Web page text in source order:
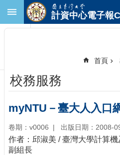
跳到主要內容區塊
首
頁
臺
大
首
頁
計
計資中心電子報
首頁
校務服務
myNTU－臺大人入口
卷期：v0006 出版日期：2008-
作者：邱淑美 / 臺灣大學計算
副組長